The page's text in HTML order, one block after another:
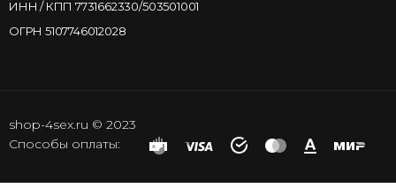
ИНН / КПП 7731662330/503501001
ОГРН 5107746012028
shop-4sex.ru © 2023
Способы оплаты: